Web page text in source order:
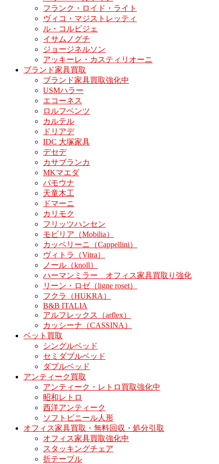
フランク・ロイド・ライト
ヴィコ・マジストレッティ
ル・コルビジェ
イサムノグチ
ジョージネルソン
アッキーレ・カスティリオーニ
ブランド家具買取
ブランド家具買取強化中
USMハラー
エコーネス
ロルフベンツ
カルテル
ドリアデ
IDC 大塚家具
デセデ
カサブランカ
MKマエダ
パモウナ
天童木工
ドマーニ
カリモク
フリッツハンセン
モビリア（Mobilia）
カッペリーニ（Cappellini）
ヴィトラ（Vitra）
ノール（knoll）
ハーマンミラー オフィス家具買取り強化
リーン・ロゼ（ligne roset）
フクラ（HUKRA）
B&B ITALIA
アルフレックス（arflex）
カッシーナ（CASSINA）
ベット買取
シングルベッド
セミダブルベッド
ダブルベッド
アンティーク買取
アンティーク・レトロ買取強化中
昭和レトロ
西洋アンティーク
ソフトビニール人形
オフィス家具買取・無料回収・処分引取
オフィス家具買取強化中
スタッキングチェア
折テーブル